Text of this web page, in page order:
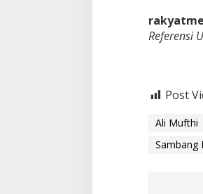
Referensi
Post
Ali Mufthi
Sambang